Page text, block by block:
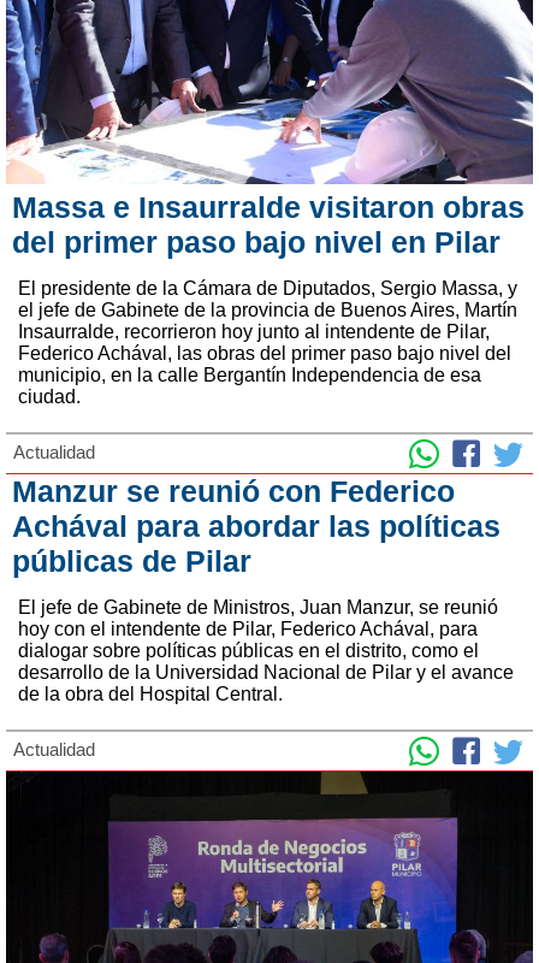
Massa e Insaurralde visitaron obras
del primer paso bajo nivel en Pilar
El presidente de la Cámara de Diputados, Sergio Massa, y
el jefe de Gabinete de la provincia de Buenos Aires, Martín
Insaurralde, recorrieron hoy junto al intendente de Pilar,
Federico Achával, las obras del primer paso bajo nivel del
municipio, en la calle Bergantín Independencia de esa
ciudad.
Actualidad
Manzur se reunió con Federico
Achával para abordar las políticas
públicas de Pilar
El jefe de Gabinete de Ministros, Juan Manzur, se reunió
hoy con el intendente de Pilar, Federico Achával, para
dialogar sobre políticas públicas en el distrito, como el
desarrollo de la Universidad Nacional de Pilar y el avance
de la obra del Hospital Central.
Actualidad